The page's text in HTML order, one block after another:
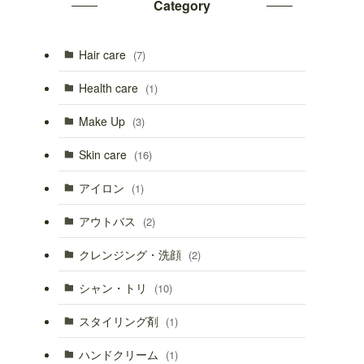
Category
Hair care (7)
Health care (1)
Make Up (3)
Skin care (16)
アイロン (1)
アウトバス (2)
クレンジング・洗顔 (2)
シャン・トリ (10)
スタイリング剤 (1)
ハンドクリーム (1)